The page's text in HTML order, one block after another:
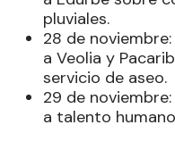
pluviales.
28 de
a Veolia y
servicio de aseo.
29 de
a talento